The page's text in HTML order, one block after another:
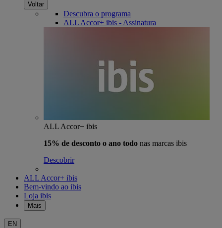
Voltar
Descubra o programa
ALL Accor+ ibis - Assinatura
ALL Accor+ ibis
15% de desconto o ano todo nas marcas ibis
Descobrir
ALL Accor+ ibis
Bem-vindo ao ibis
Loja ibis
Mais
EN